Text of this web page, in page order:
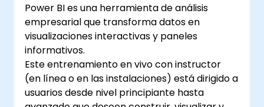
Power BI es una herramienta de análisis
empresarial que transforma datos en
visualizaciones interactivas y paneles
informativos.
Este entrenamiento en vivo con instructor
(en línea o en las instalaciones) está dirigido a
usuarios desde nivel principiante hasta